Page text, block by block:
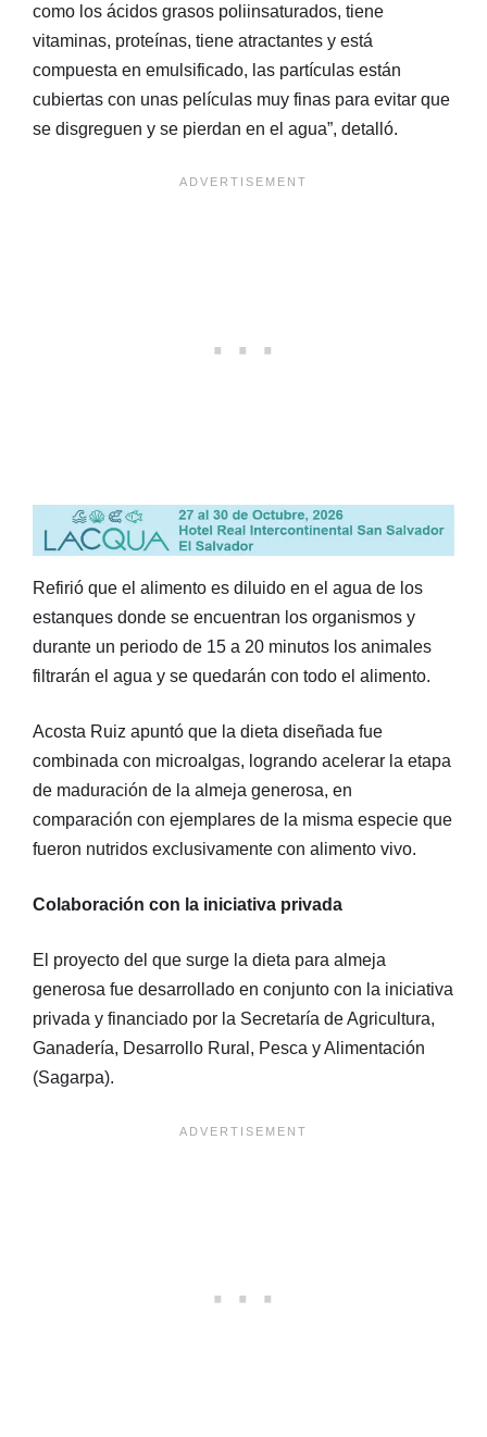
como los ácidos grasos poliinsaturados, tiene
vitaminas, proteínas, tiene atractantes y está
compuesta en emulsificado, las partículas están
cubiertas con unas películas muy finas para evitar que
se disgreguen y se pierdan en el agua”, detalló.
Refirió que el alimento es diluido en el agua de los
estanques donde se encuentran los organismos y
durante un periodo de 15 a 20 minutos los animales
filtrarán el agua y se quedarán con todo el alimento.
Acosta Ruiz apuntó que la dieta diseñada fue
combinada con microalgas, logrando acelerar la etapa
de maduración de la almeja generosa, en
comparación con ejemplares de la misma especie que
fueron nutridos exclusivamente con alimento vivo.
Colaboración con la iniciativa privada
El proyecto del que surge la dieta para almeja
generosa fue desarrollado en conjunto con la iniciativa
privada y financiado por la Secretaría de Agricultura,
Ganadería, Desarrollo Rural, Pesca y Alimentación
(Sagarpa).